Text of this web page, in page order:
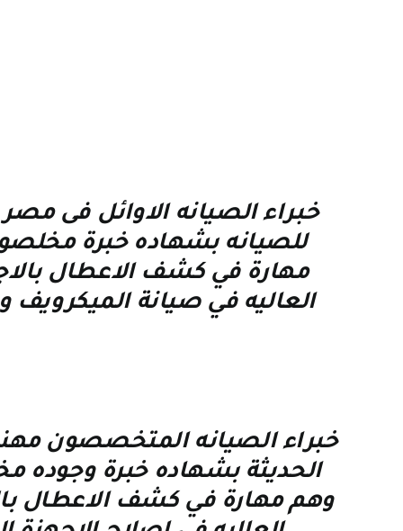
خبراء الصيانه الاوائل فى
للصيانه بشهاده خبرة
مهارة في كشف الاعطال
العاليه في صيانة الميكرويف
خبراء الصيانه المتخصصون
الحديثة بشهاده خبرة وجوده
وهم مهارة في كشف الاعطال